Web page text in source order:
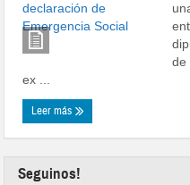
de
ex ...
Leer más
Seguinos!